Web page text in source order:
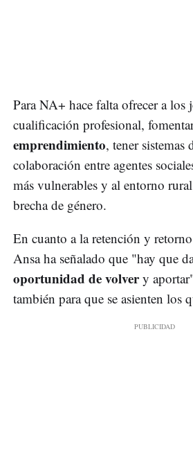
Para NA+ hace falta ofrecer a los
cualificación profesional,
emprendimiento, tener sistemas
colaboración entre agentes
más vulnerables y al entorno
brecha de género.
En cuanto a la retención y
Ansa ha señalado que "hay que
oportunidad de volvery
también para que se asienten los